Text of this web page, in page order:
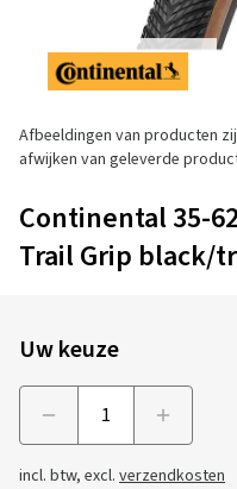
Afbeeldingen van producten
afwijken van geleverde
Continental 35-
Trail Grip black/
Uw keuze
incl. btw, excl. verzendkosten